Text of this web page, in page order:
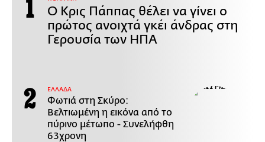
Ο Κρις Πάππας θέλει να γίνει ο
πρώτος ανοιχτά γκέι άνδρας στη
Γερουσία των ΗΠΑ
ΕΛΛΑΔΑ
Φωτιά στη Σκύρο:
Βελτιωμένη η εικόνα από το
πύρινο μέτωπο - Συνελήφθη
63χρονη